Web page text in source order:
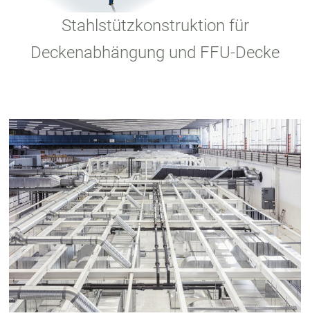
Stahlstützkonstruktion für
Deckenabhängung und FFU-Decke